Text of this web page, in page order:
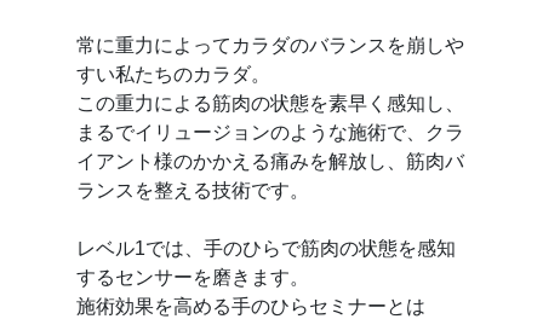
常に重力によってカラダのバランスを崩しや
すい私たちのカラダ。
この重力による筋肉の状態を素早く感知し、
まるでイリュージョンのような施術で、クラ
イアント様のかかえる痛みを解放し、筋肉バ
ランスを整える技術です。
レベル1では、手のひらで筋肉の状態を感知
するセンサーを磨きます。
施術効果を高める手のひらセミナーとは